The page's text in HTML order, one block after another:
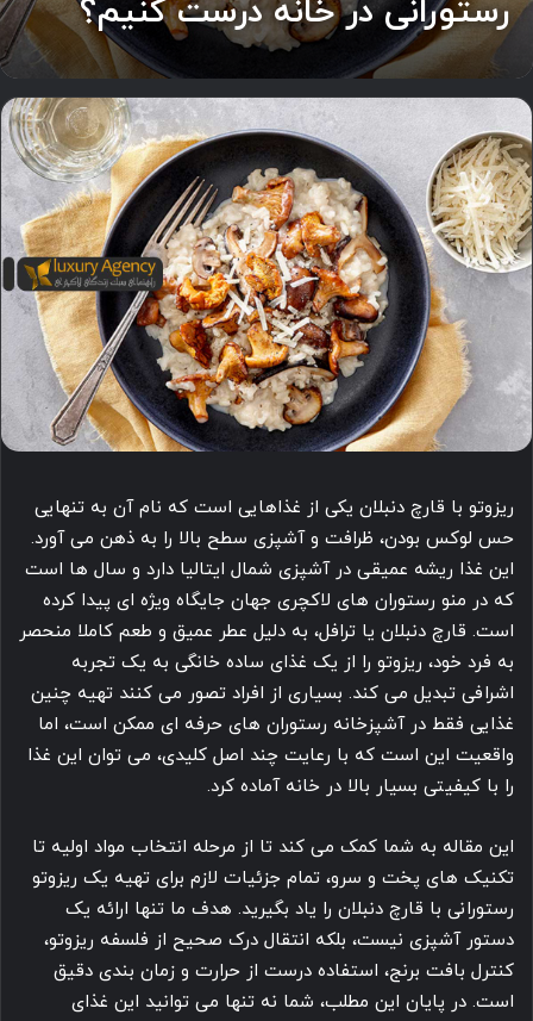
رستورانی در خانه درست کنیم؟
ریزوتو با قارچ دنبلان یکی از غذاهایی است که نام آن به تنهایی
حس لوکس بودن، ظرافت و آشپزی سطح بالا را به ذهن می آورد.
این غذا ریشه عمیقی در آشپزی شمال ایتالیا دارد و سال ها است
که در منو رستوران های لاکچری جهان جایگاه ویژه ای پیدا کرده
است. قارچ دنبلان یا ترافل، به دلیل عطر عمیق و طعم کاملا منحصر
به فرد خود، ریزوتو را از یک غذای ساده خانگی به یک تجربه
اشرافی تبدیل می کند. بسیاری از افراد تصور می کنند تهیه چنین
غذایی فقط در آشپزخانه رستوران های حرفه ای ممکن است، اما
واقعیت این است که با رعایت چند اصل کلیدی، می توان این غذا
را با کیفیتی بسیار بالا در خانه آماده کرد.
این مقاله به شما کمک می کند تا از مرحله انتخاب مواد اولیه تا
تکنیک های پخت و سرو، تمام جزئیات لازم برای تهیه یک ریزوتو
رستورانی با قارچ دنبلان را یاد بگیرید. هدف ما تنها ارائه یک
دستور آشپزی نیست، بلکه انتقال درک صحیح از فلسفه ریزوتو،
کنترل بافت برنج، استفاده درست از حرارت و زمان بندی دقیق
است. در پایان این مطلب، شما نه تنها می توانید این غذای